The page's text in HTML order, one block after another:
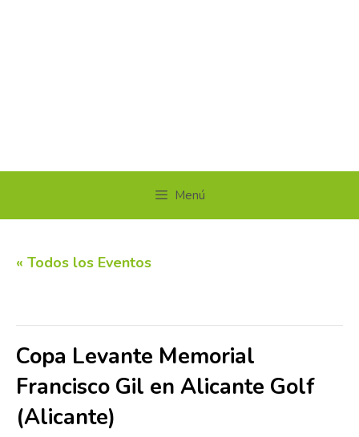
Menú
« Todos los Eventos
Copa Levante Memorial
Francisco Gil en Alicante Golf
(Alicante)